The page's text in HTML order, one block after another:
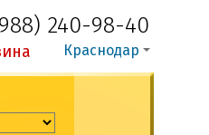
240-98-40
Краснодар